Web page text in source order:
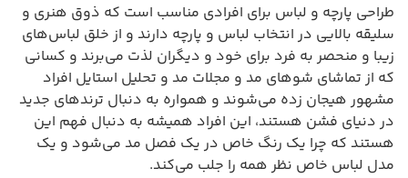
طراحی پارچه و لباس برای افرادی مناسب است که ذوق هنری و
سلیقه بالایی در انتخاب لباس و پارچه دارند و از خلق لباس‌های
زیبا و منحصر به فرد برای خود و دیگران لذت می‌برند و کسانی
که از تماشای شوهای مد و مجلات مد و تحلیل استایل افراد
مشهور هیجان زده می‌شوند و همواره به دنبال ترندهای جدید
در دنیای فشن هستند، این افراد همیشه به دنبال فهم این
هستند که چرا یک رنگ خاص در یک فصل مد می‌شود و یک
مدل لباس خاص نظر همه را جلب می‌کند.